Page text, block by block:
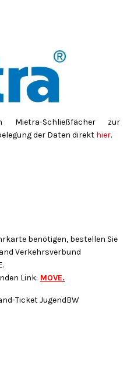
Schließfächer zur
der Daten direkt hier.
benötigen, bestellen Sie
Verkehrsverbund
Link: MOVE.
Ticket JugendBW